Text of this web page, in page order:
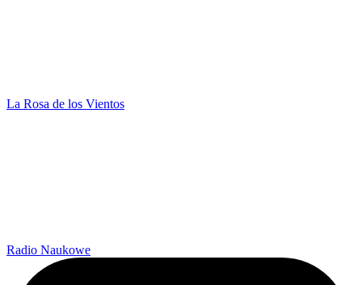
La Rosa de los Vientos
Radio Naukowe